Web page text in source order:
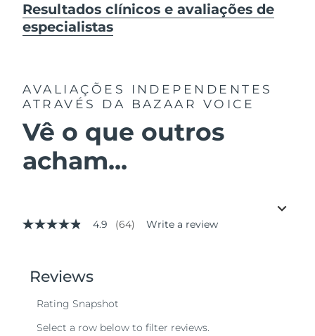
Resultados clínicos e avaliações de
especialistas
AVALIAÇÕES INDEPENDENTES
ATRAVÉS DA BAZAAR VOICE
Vê o que outros
acham...
4.9
stars,
average
value.
4.9 (64) Write a review